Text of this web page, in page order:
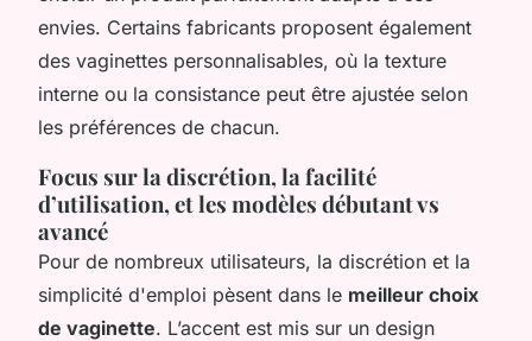
envies. Certains fabricants proposent également
des vaginettes personnalisables, où la texture
interne ou la consistance peut être ajustée selon
les préférences de chacun.
Focus sur la discrétion, la facilité
d’utilisation, et les modèles débutant vs
avancé
Pour de nombreux utilisateurs, la discrétion et la
simplicité d'emploi pèsent dans le meilleur choix
de vaginette. L’accent est mis sur un design